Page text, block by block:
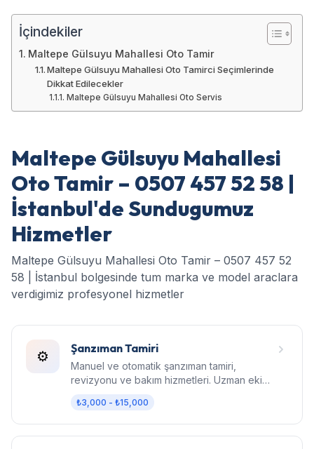
İçindekiler
Maltepe Gülsuyu Mahallesi Oto Tamir
Maltepe Gülsuyu Mahallesi Oto Tamirci Seçimlerinde
Dikkat Edilecekler
Maltepe Gülsuyu Mahallesi Oto Servis
Maltepe Gülsuyu Mahallesi
Oto Tamir – 0507 457 52 58 |
İstanbul'de Sundugumuz
Hizmetler
Maltepe Gülsuyu Mahallesi Oto Tamir – 0507 457 52
58 | İstanbul bolgesinde tum marka ve model araclara
verdigimiz profesyonel hizmetler
⚙️ Şanzıman Tamiri
Manuel ve otomatik şanzıman tamiri,
revizyonu ve bakım hizmetleri. Uzman ekip,
₺3,000 - ₺15,000